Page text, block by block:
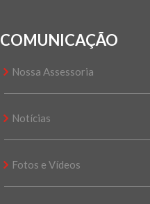
COMUNICAÇÃO
Nossa Assessoria
Notícias
Fotos e Vídeos